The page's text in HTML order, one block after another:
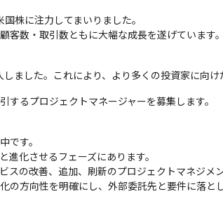
株に注力してまいりました。
客数・取引数ともに大幅な成長を遂げています
ました。これにより、より多くの投資家に向
るプロジェクトマネージャーを募集します。
です。
化させるフェーズにあります。
の改善、追加、刷新のプロジェクトマネジメ
の方向性を明確にし、外部委託先と要件に落と